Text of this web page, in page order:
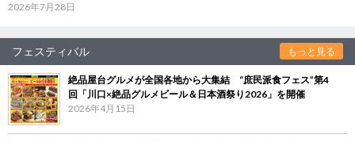
2026年7月28日
フェスティバル もっと見る
絶品屋台グルメが全国各地から大集結 “庶民派食フェス”第4
回「川口×絶品グルメビール＆日本酒祭り2026」を開催
2026年4月15日